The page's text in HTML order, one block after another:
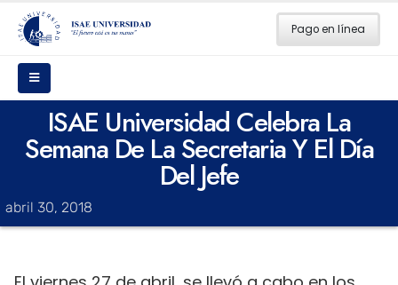
Pago en línea
ISAE Universidad Celebra La
Semana De La Secretaria Y El Día
Del Jefe
abril 30, 2018